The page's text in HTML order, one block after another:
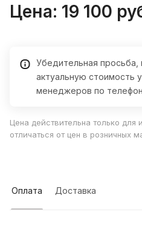
Цена: 19 100
Убедительная просьба,
актуальную стоимость
менеджеров по
Цена действительна только
отличаться от цен в розничных
Оплата Доставка